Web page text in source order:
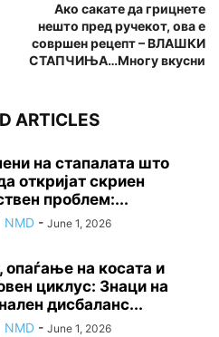
Ако сакате да грицнете
нешто пред ручекот, ова е
совршен рецепт – ВЛАШКИ
СТАПЧИЊА…Многу вкусни
ARTICLES
на стапалата што
откријат скриен
проблем:...
NMD - June 1, 2026
опаѓање на косата и
циклус: Знаци на
дисбаланс...
NMD - June 1, 2026